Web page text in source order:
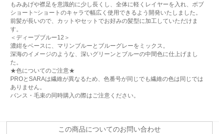
もみあげや襟足を意識的に少し長くし、全体に軽くレイヤーを入れ、ボブ
ショート~ショートのキャラで幅広く使用できるよう開発いたしました。
前髪が長いので、カットやセットでお好みの髪型に加工していただけま
す。
＜ディープブルー12＞
濃紺をベースに、マリンブルーとブルーグレーをミックス。
深海のイメージのような、深いグリーンとブルーの中間色に仕上げまし
た。
★色についてのご注意★
PROとSARAは繊維が異なるため、色番号が同じでも繊維の色は同じでは
ありません。
バンス・毛束の同時購入の際はご注意ください。
この商品についてのお問い合わせ